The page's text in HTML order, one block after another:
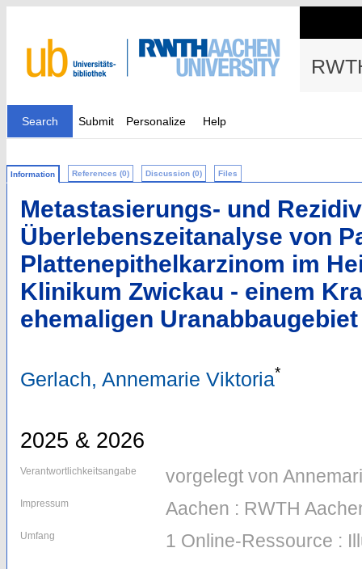
Search Submit Personalize Help
Information References (0) Discussion (0) Files
Metastasierungs- und
Überlebenszeitanalyse von
Plattenepithelkarzinom im
Klinikum Zwickau - einem
ehemaligen
Gerlach, Annemarie Viktoria*
2025 & 2026
Verantwortlichkeitsangabe vorgelegt von
Impressum Aachen : RWTH
Umfang 1 Online-Ressource :